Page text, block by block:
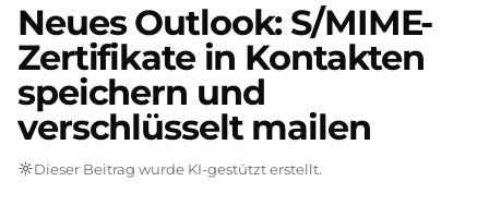
Neues Outlook: S/MIME-
Zertifikate in Kontakten
speichern und
verschlüsselt mailen
Dieser Beitrag wurde KI-gestützt erstellt.